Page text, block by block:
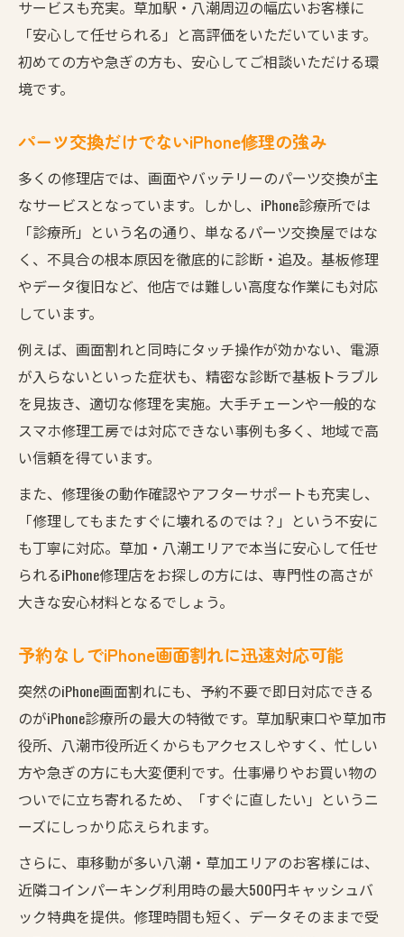
サービスも充実。草加駅・八潮周辺の幅広いお客様に
「安心して任せられる」と高評価をいただいています。
初めての方や急ぎの方も、安心してご相談いただける環
境です。
パーツ交換だけでないiPhone修理の強み
多くの修理店では、画面やバッテリーのパーツ交換が主
なサービスとなっています。しかし、iPhone診療所では
「診療所」という名の通り、単なるパーツ交換屋ではな
く、不具合の根本原因を徹底的に診断・追及。基板修理
やデータ復旧など、他店では難しい高度な作業にも対応
しています。
例えば、画面割れと同時にタッチ操作が効かない、電源
が入らないといった症状も、精密な診断で基板トラブル
を見抜き、適切な修理を実施。大手チェーンや一般的な
スマホ修理工房では対応できない事例も多く、地域で高
い信頼を得ています。
また、修理後の動作確認やアフターサポートも充実し、
「修理してもまたすぐに壊れるのでは？」という不安に
も丁寧に対応。草加・八潮エリアで本当に安心して任せ
られるiPhone修理店をお探しの方には、専門性の高さが
大きな安心材料となるでしょう。
予約なしでiPhone画面割れに迅速対応可能
突然のiPhone画面割れにも、予約不要で即日対応できる
のがiPhone診療所の最大の特徴です。草加駅東口や草加市
役所、八潮市役所近くからもアクセスしやすく、忙しい
方や急ぎの方にも大変便利です。仕事帰りやお買い物の
ついでに立ち寄れるため、「すぐに直したい」というニ
ーズにしっかり応えられます。
さらに、車移動が多い八潮・草加エリアのお客様には、
近隣コインパーキング利用時の最大500円キャッシュバ
ック特典を提供。修理時間も短く、データそのままで受